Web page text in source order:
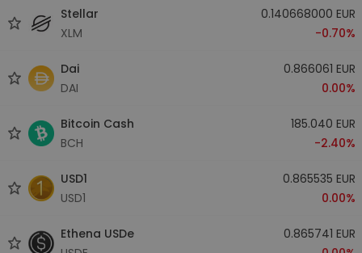
Stellar
XLM
0.140668000 EUR
-0.70%
Dai
DAI
0.866061 EUR
0.00%
Bitcoin Cash
BCH
185.040 EUR
-2.40%
USD1
USD1
0.865535 EUR
0.00%
Ethena USDe
0.865741 EUR